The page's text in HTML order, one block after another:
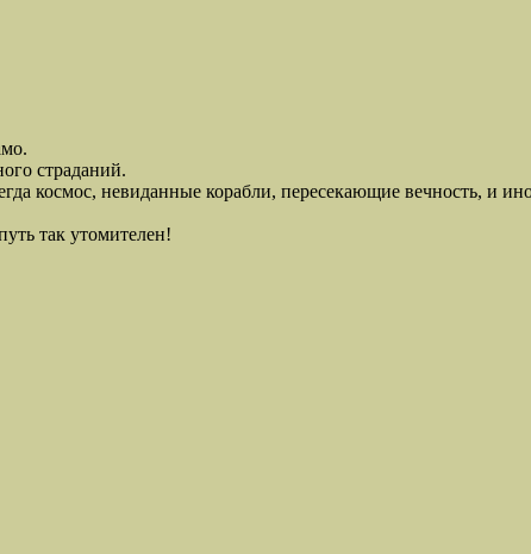
страданий.
космос, невиданные корабли, пересекающие вечность, и
так утомителен!